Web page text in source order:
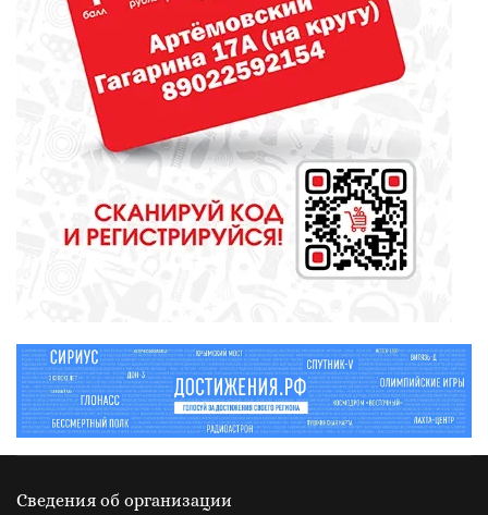
МЕДИЦИНА
От диеты до режима: все о
питании при грудном
вскармливании
СПОРТ
полицейского
Сведения об организации